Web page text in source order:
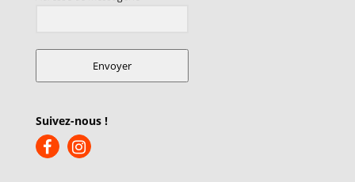
Envoyer
Suivez-nous !